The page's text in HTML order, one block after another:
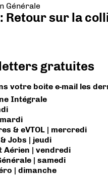
Générale
: Retour sur la
gratuites
votre boite e-mail les
Intégrale
& eVTOL | mercredi
Jobs | jeudi
Aérien | vendredi
| samedi
| dimanche